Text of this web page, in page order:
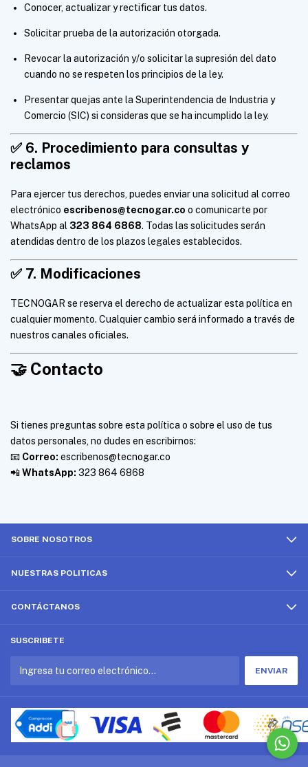
Conocer, actualizar y rectificar tus datos.
Solicitar prueba de la autorización otorgada.
Revocar la autorización y/o solicitar la supresión del dato
cuando no se respeten los principios de la ley.
Presentar quejas ante la Superintendencia de Industria y
Comercio (SIC) si consideras que se ha incumplido la ley.
✅ 6. Procedimiento para consultas y
reclamos
Para ejercer tus derechos, puedes enviar una solicitud al correo
electrónico escribenos@tecnogar.co o comunicarte por
WhatsApp al 323 864 6868. Todas las solicitudes serán
atendidas dentro de los plazos legales establecidos.
✅ 7. Modificaciones
TECNOGAR se reserva el derecho de actualizar esta política en
cualquier momento. Cualquier cambio será informado a través de
nuestros canales oficiales.
🤝 Contacto
Si tienes preguntas sobre esta política o sobre el uso de tus
datos personales, no dudes en escribirnos:
📧 Correo: escribenos@tecnogar.co
📲WhatsApp: 323 864 6868
SOBRE NOSOTROS
NUESTRAS POLITICAS
CONTÁCTANOS
SUSCRIBETE